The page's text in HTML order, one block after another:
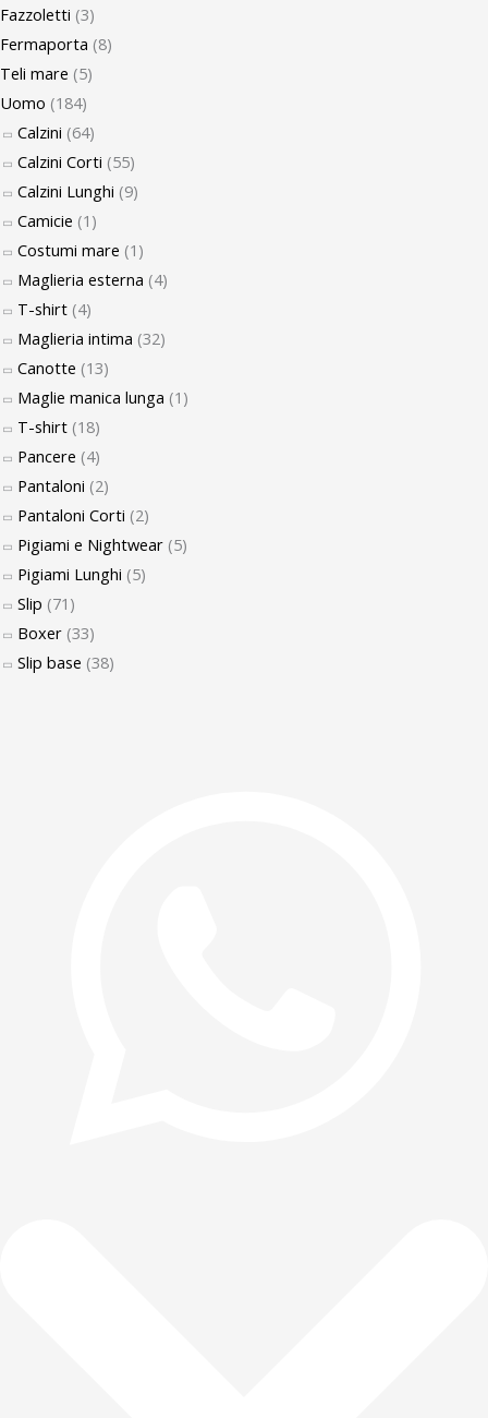
Fazzoletti (3)
Fermaporta (8)
Teli mare (5)
Uomo (184)
Calzini (64)
Calzini Corti (55)
Calzini Lunghi (9)
Camicie (1)
Costumi mare (1)
Maglieria esterna (4)
T-shirt (4)
Maglieria intima (32)
Canotte (13)
Maglie manica lunga (1)
T-shirt (18)
Pancere (4)
Pantaloni (2)
Pantaloni Corti (2)
Pigiami e Nightwear (5)
Pigiami Lunghi (5)
Slip (71)
Boxer (33)
Slip base (38)